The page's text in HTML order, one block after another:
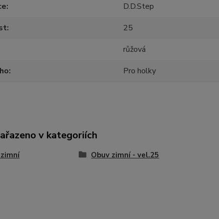
D.D.Step
25
růžová
Pro holky
v kategoriích
Obuv zimní - vel.25